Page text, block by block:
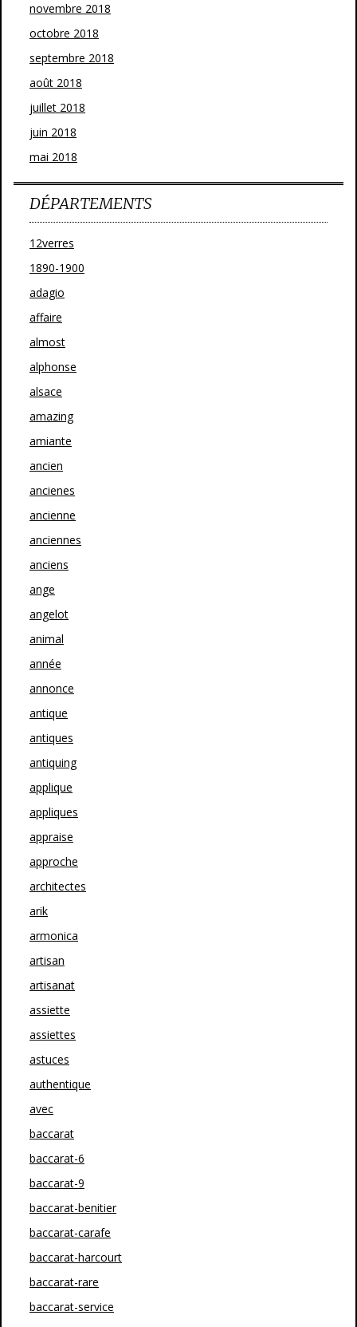
novembre 2018
octobre 2018
septembre 2018
août 2018
juillet 2018
juin 2018
mai 2018
DÉPARTEMENTS
12verres
1890-1900
adagio
affaire
almost
alphonse
alsace
amazing
amiante
ancien
ancienes
ancienne
anciennes
anciens
ange
angelot
animal
année
annonce
antique
antiques
antiquing
applique
appliques
appraise
approche
architectes
arik
armonica
artisan
artisanat
assiette
assiettes
astuces
authentique
avec
baccarat
baccarat-6
baccarat-9
baccarat-benitier
baccarat-carafe
baccarat-harcourt
baccarat-rare
baccarat-service